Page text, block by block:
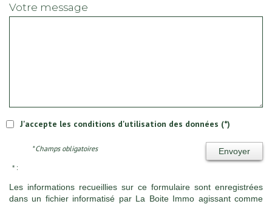
votre message
J'accepte les conditions d'utilisation des données (*)
Envoyer
* Champs obligatoires
* :
Les informations recueillies sur ce formulaire sont enregistrées
dans un fichier informatisé par La Boite Immo agissant comme